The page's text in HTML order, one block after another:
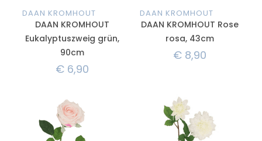
DAAN KROMHOUT
DAAN KROMHOUT
Eukalyptuszweig grün,
90cm
€ 6,90
DAAN KROMHOUT
DAAN KROMHOUT Rose
rosa, 43cm
€ 8,90